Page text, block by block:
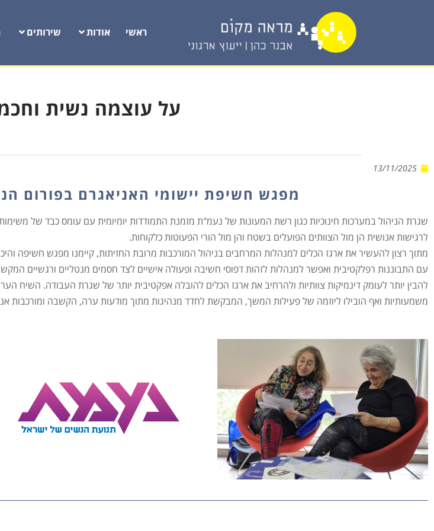
ראשי אודות שירותים
על עוצמה נשית
13/11/2025
מפגש חשיפת יישומי האניאגרם בפורום
שגרת הניהול במערכות חינוכיות כגון רשת המעונות של נעמ"ת מזמנת התמודדות יומיומית עם עומס כבד של
לרגישות אנושית הן מול הצוותים הפועלים בשטח והן מול הורי הפעוטות כלקוחות.
מתוך רצון להעשיר את ארגז הכלים למנהלות המרחבים בניהול המורכבות מרובת החזיתות, קיימנו מפגש חשיפה
עם התבוננות רפלקטיבית ואפשר למנהלות לזהות דפוסי חשיבה ופעולה אישיים לצד חסמים מנטליים ורגשיים
להבין יותר לעומק דינמיקות צוותיות ולהרחיב את ארגז הכלים להובלה אפקטיבית יותר של שגרת העבודה. השיח
משמעותיות ואף הובילו ליוזמה של פעילות המשך, המבקשת לחדד מנהיגות מתוך מודעות ערה, הקשבה ומורכבות